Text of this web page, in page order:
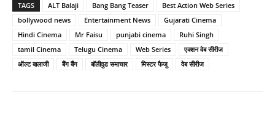
TAGS ALT Balaji Bang Bang Teaser
Best Action Web Series
bollywood news
Entertainment News
Gujarati Cinema
Hindi Cinema
Mr Faisu punjabi cinema
Ruhi Singh
tamil Cinema
Telugu Cinema Web Series
एक्‍शन वेब सीरीज
ऑल्‍ट बालाजी
बैंग बैंग बॉलीवुड समाचार मिस्‍टर फैजु वेब सीरीज